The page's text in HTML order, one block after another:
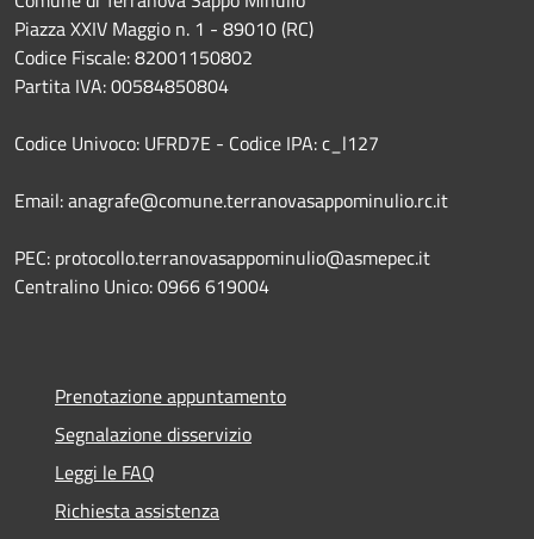
Piazza XXIV Maggio n. 1 - 89010 (RC)
Codice Fiscale: 82001150802
Partita IVA: 00584850804
Codice Univoco: UFRD7E - Codice IPA: c_l127
Email: anagrafe@comune.terranovasappominulio.rc.it
PEC: protocollo.terranovasappominulio@asmepec.it
Centralino Unico: 0966 619004
Prenotazione appuntamento
Segnalazione disservizio
Leggi le FAQ
Richiesta assistenza